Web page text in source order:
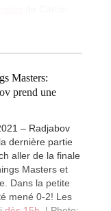
Masters:
prend une
– Radjabov
dernière partie
aller de la finale
Masters et
Dans la petite
mené 0-2! Les